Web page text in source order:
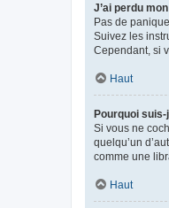
J’ai perdu
Pas de
Suivez les
Cependant, si
Haut
Pourquoi
Si vous ne
quelqu’un
comme une
Haut